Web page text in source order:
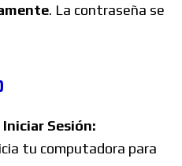
. La contraseña se
Iniciar Sesión:
tu computadora para